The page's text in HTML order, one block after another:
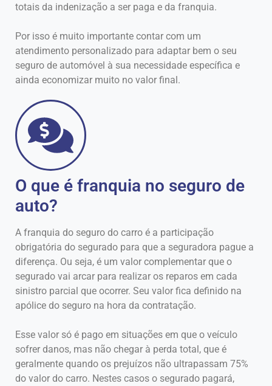
totais da indenização a ser paga e da franquia.
Por isso é muito importante contar com um
atendimento personalizado para adaptar bem o seu
seguro de automóvel à sua necessidade específica e
ainda economizar muito no valor final.
O que é franquia no seguro de
auto?
A franquia do seguro do carro é a participação
obrigatória do segurado para que a seguradora pague a
diferença. Ou seja, é um valor complementar que o
segurado vai arcar para realizar os reparos em cada
sinistro parcial que ocorrer. Seu valor fica definido na
apólice do seguro na hora da contratação.
Esse valor só é pago em situações em que o veículo
sofrer danos, mas não chegar à perda total, que é
geralmente quando os prejuízos não ultrapassam 75%
do valor do carro. Nestes casos o segurado pagará,